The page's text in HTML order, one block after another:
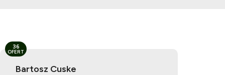
Bartosz Cuske
36
OFERT